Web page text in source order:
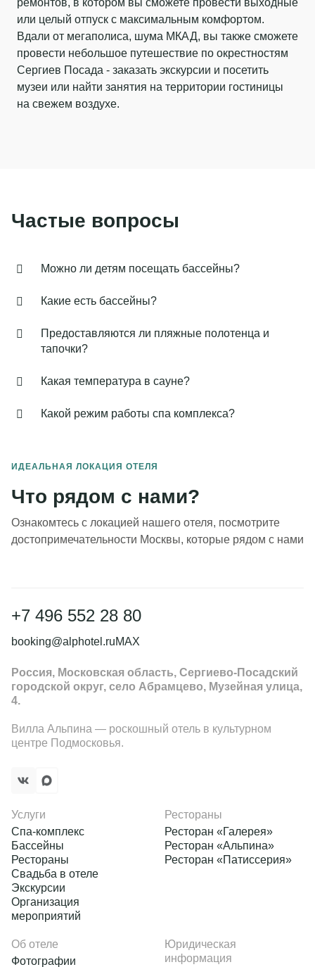
ремонтов, в котором вы сможете провести выходные
или целый отпуск с максимальным комфортом.
Вдали от мегаполиса, шума МКАД, вы также сможете
провести небольшое путешествие по окрестностям
Сергиев Посада - заказать экскурсии и посетить
музеи или найти занятия на территории гостиницы
на свежем воздухе.
Частые вопросы
Можно ли детям посещать бассейны?
Какие есть бассейны?
Предоставляются ли пляжные полотенца и
тапочки?
Какая температура в сауне?
Какой режим работы спа комплекса?
ИДЕАЛЬНАЯ ЛОКАЦИЯ ОТЕЛЯ
Что рядом с нами?
Ознакомтесь с локацией нашего отеля, посмотрите
достопримечательности Москвы, которые рядом с нами
+7 496 552 28 80
booking@alphotel.ruMAX
Россия, Московская область, Сергиево-Посадский
городской округ, село Абрамцево, Музейная улица,
4.
Вилла Альпина — роскошный отель в культурном
центре Подмосковья.
Услуги
Спа-комплекс
Бассейны
Рестораны
Свадьба в отеле
Экскурсии
Организация
мероприятий
Рестораны
Ресторан «Галерея»
Ресторан «Альпина»
Ресторан «Патиссерия»
Об отеле
Фотографии
Юридическая
информация